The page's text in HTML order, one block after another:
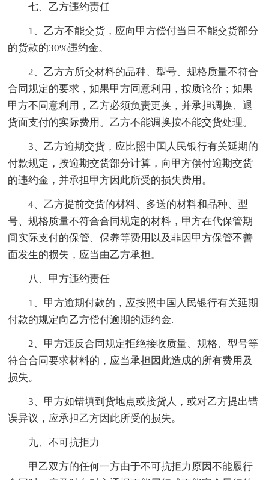
七、乙方违约责任
1、乙方不能交货，应向甲方偿付当日不能交货部分
的货款的30%违约金。
2、乙方方所交材料的品种、型号、规格质量不符合
合同规定的要求，如果甲方同意利用，按质论价；如果
甲方不同意利用，乙方必须负责更换，并承担调换、退
货面支付的实际费用。乙方不能调换按不能交货处理。
3、乙方逾期交货，应比照中国人民银行有关延期的
付款规定，按逾期交货部分计算，向甲方偿付逾期交货
的违约金，并承担甲方因此所受的损失费用。
4、乙方提前交货的材料、多送的材料和品种、型
号、规格质量不符合合同规定的材料，甲方在代保管期
间实际支付的保管、保养等费用以及非因甲方保管不善
面发生的损失，应当由乙方承担。
八、甲方违约责任
1、甲方逾期付款的，应按照中国人民银行有关延期
付款的规定向乙方偿付逾期的违约金.
2、甲方违反合同规定拒绝接收质量、规格、型号等
符合合同要求材料的，应当承担因此造成的所有费用及
损失。
3、甲方如错填到货地点或接货人，或对乙方提出错
误异议，应承担乙方因此所受的损失。
九、不可抗拒力
甲乙双方的任何一方由于不可抗拒力原因不能履行